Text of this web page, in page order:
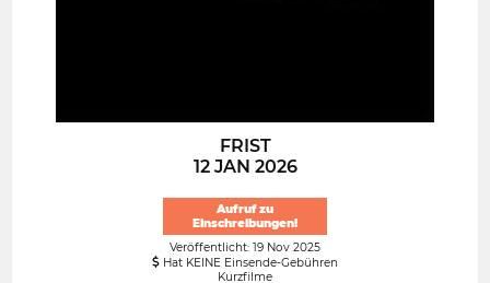
FRIST
12 JAN 2026
Aufruf zu
Einschreibungen!
Veröffentlicht: 19 Nov 2025
Hat KEINE Einsende-Gebühren
Kurzfilme